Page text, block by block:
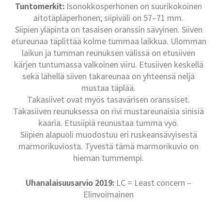
Tuntomerkit: Isonokkosperhonen on suurikokoinen
aitotäpläperhonen; siipiväli on 57–71 mm.
Siipien yläpinta on tasaisen oranssin sävyinen. Siiven
etureunaa täplittää kolme tummaa laikkua. Ulomman
laikun ja tumman reunuksen välissä on etusiiven
kärjen tuntumassa valkoinen viiru. Etusiiven keskellä
sekä lähellä siiven takareunaa on yhteensä neljä
mustaa täplää.
Takasiivet ovat myös tasavärisen oranssiset.
Takasiiven reunuksessa on rivi mustareunaisia sinisiä
kaaria. Etusiipiä reunustaa tumma vyö.
Siipien alapuoli muodostuu eri ruskeansävyisestä
marmorikuviosta. Tyvestä tämä marmorikuvio on
hieman tummempi.
Uhanalaisuusarvio 2019: LC = Least concern –
Elinvoimainen